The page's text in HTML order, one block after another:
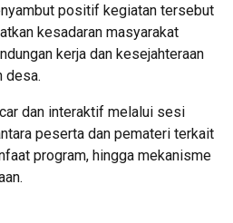
positif kegiatan tersebut
kesadaran masyarakat
kerja dan kesejahteraan
desa.
dan interaktif melalui sesi
peserta dan pemateri terkait
program, hingga mekanisme